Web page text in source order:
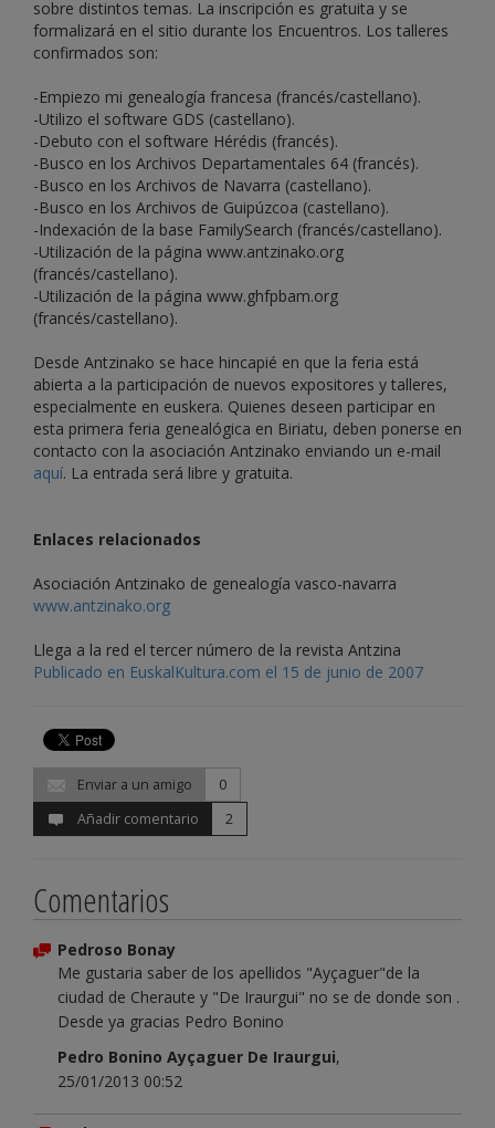
sobre distintos temas. La inscripción es gratuita y se
formalizará en el sitio durante los Encuentros. Los talleres
confirmados son:
-Empiezo mi genealogía francesa (francés/castellano).
-Utilizo el software GDS (castellano).
-Debuto con el software Hérédis (francés).
-Busco en los Archivos Departamentales 64 (francés).
-Busco en los Archivos de Navarra (castellano).
-Busco en los Archivos de Guipúzcoa (castellano).
-Indexación de la base FamilySearch (francés/castellano).
-Utilización de la página www.antzinako.org
(francés/castellano).
-Utilización de la página www.ghfpbam.org
(francés/castellano).
Desde Antzinako se hace hincapié en que la feria está
abierta a la participación de nuevos expositores y talleres,
especialmente en euskera. Quienes deseen participar en
esta primera feria genealógica en Biriatu, deben ponerse en
contacto con la asociación Antzinako enviando un e-mail
aquí. La entrada será libre y gratuita.
Enlaces relacionados
Asociación Antzinako de genealogía vasco-navarra
www.antzinako.org
Llega a la red el tercer número de la revista Antzina
Publicado en EuskalKultura.com el 15 de junio de 2007
Enviar a un amigo
0
Añadir comentario
2
Comentarios
Pedroso Bonay
Me gustaria saber de los apellidos "Ayçaguer"de la
ciudad de Cheraute y "De Iraurgui" no se de donde son .
Desde ya gracias Pedro Bonino
Pedro Bonino Ayçaguer De Iraurgui,
25/01/2013 00:52